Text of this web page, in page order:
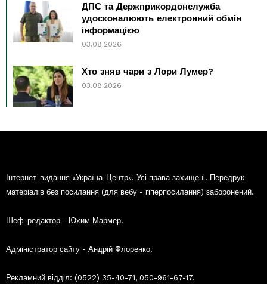
ДПС та Держприкордонслужба
удосконалюють електронний обмін
інформацією
03.08.2026
Хто зняв чари з Лори Лумер?
03.08.2026
Інтернет-видання «Україна-Центр». Усі права захищені. Передрук
матеріалів без посилання (для вебу - гіперпосилання) заборонений.
Шеф-редактор - Юхим Мармер.
Адміністратор сайту - Андрій Флоренко.
Рекламний відділ: (0522) 35-40-71, 050-961-67-17.